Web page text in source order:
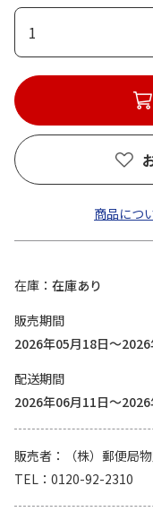
1
商品につ
在庫
在庫あり
販売期間
2026年05月18日～
配送期間
2026年06月11日～
販売者
（株）郵便局
TEL
0120-92-2310